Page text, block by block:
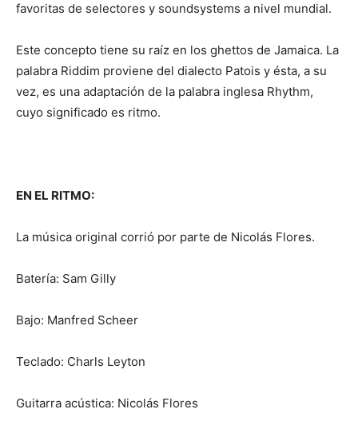
favoritas de selectores y soundsystems a nivel mundial.
Este concepto tiene su raíz en los ghettos de Jamaica. La
palabra Riddim proviene del dialecto Patois y ésta, a su
vez, es una adaptación de la palabra inglesa Rhythm,
cuyo significado es ritmo.
EN EL RITMO:
La música original corrió por parte de Nicolás Flores.
Batería: Sam Gilly
Bajo: Manfred Scheer
Teclado: Charls Leyton
Guitarra acústica: Nicolás Flores